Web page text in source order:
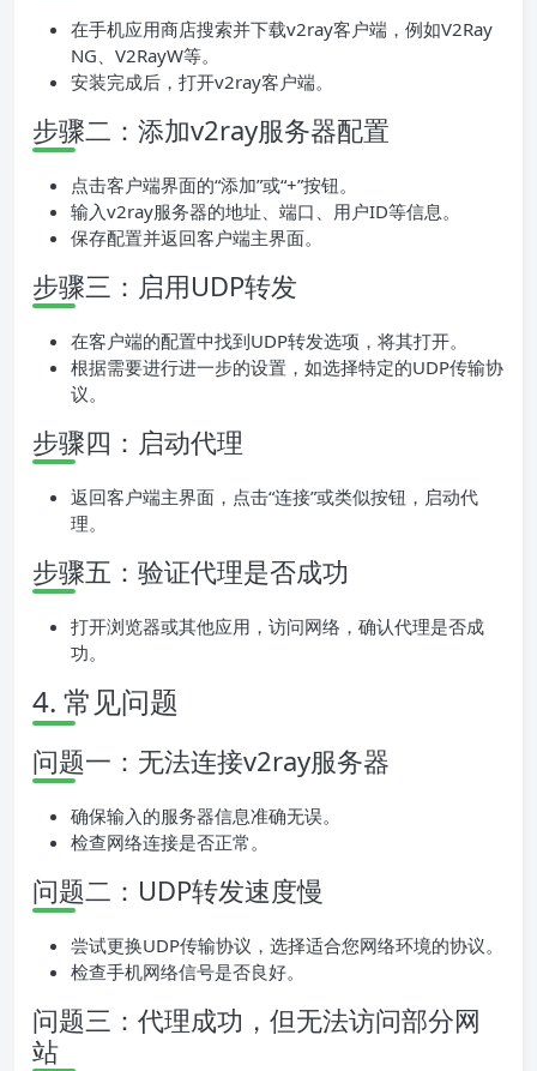
在手机应用商店搜索并下载v2ray客户端，例如V2Ray
NG、V2RayW等。
安装完成后，打开v2ray客户端。
步骤二：添加v2ray服务器配置
点击客户端界面的“添加”或“+”按钮。
输入v2ray服务器的地址、端口、用户ID等信息。
保存配置并返回客户端主界面。
步骤三：启用UDP转发
在客户端的配置中找到UDP转发选项，将其打开。
根据需要进行进一步的设置，如选择特定的UDP传输协
议。
步骤四：启动代理
返回客户端主界面，点击“连接”或类似按钮，启动代
理。
步骤五：验证代理是否成功
打开浏览器或其他应用，访问网络，确认代理是否成
功。
4. 常见问题
问题一：无法连接v2ray服务器
确保输入的服务器信息准确无误。
检查网络连接是否正常。
问题二：UDP转发速度慢
尝试更换UDP传输协议，选择适合您网络环境的协议。
检查手机网络信号是否良好。
问题三：代理成功，但无法访问部分网
站